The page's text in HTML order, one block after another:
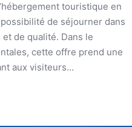
touristique en
de séjourner dans
de qualité. Dans le
cette offre prend une
aux visiteurs…